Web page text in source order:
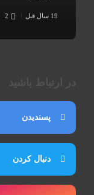
19 سال قبل 2
پسندیدن
دنبال کردن